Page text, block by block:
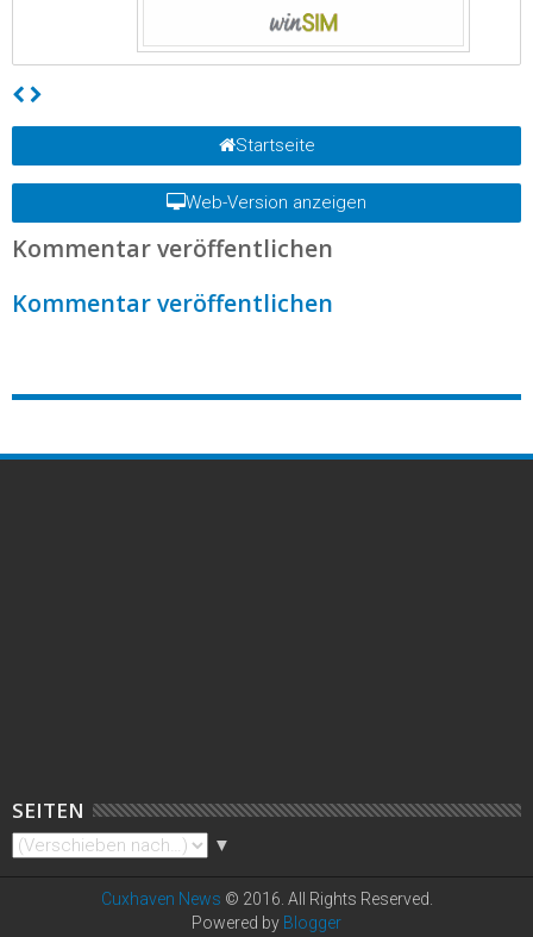
Startseite
Web-Version anzeigen
Kommentar veröffentlichen
Kommentar veröffentlichen
SEITEN
▼
Cuxhaven News © 2016. All Rights Reserved.
Powered by Blogger